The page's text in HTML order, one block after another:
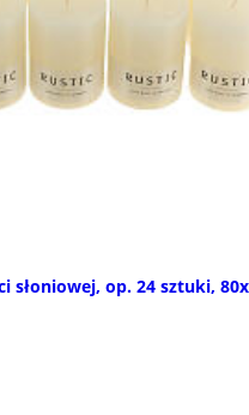
słoniowej, op. 24 sztuki,